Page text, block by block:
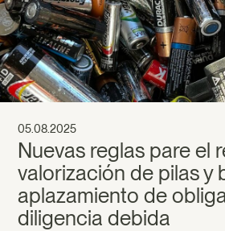
Nuevas reglas pare el
valorización de pilas y
aplazamiento de
diligencia debida
05.08.2025